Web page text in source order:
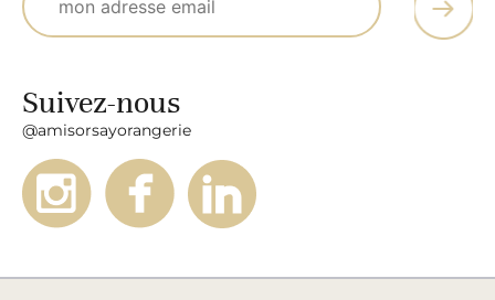
Suivez-nous
@amisorsayorangerie